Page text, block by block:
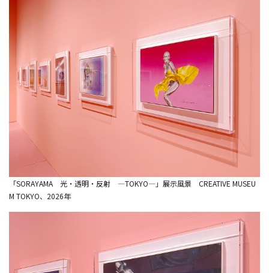
「SORAYAMA 光・透明・反射 ―TOKYO―」展示風景 CREATIVE MUSEU
M TOKYO、2026年